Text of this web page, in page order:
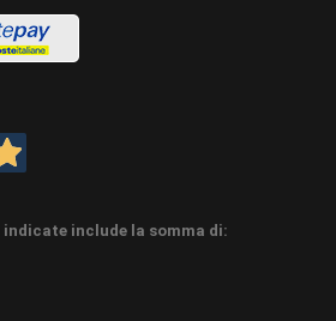
vedi quantitativi, nei commenti in
ordine potrete comunicare a vostro
tutti i colori della linea classica RAL, NCS
variano i tempi indicati di affidamento
una campionatura cliccando sul
cliccare il bottone "ordina
include la somma di: